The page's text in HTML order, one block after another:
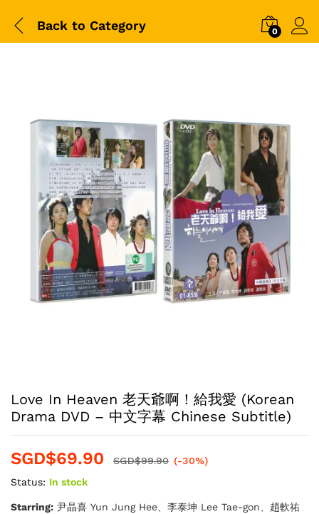
Back to Category 0
Love In Heaven 老天爺啊！給我愛 (Korean
Drama DVD – 中文字幕 Chinese Subtitle)
SGD$69.90 SGD$99.90 (-30%)
Status: In stock
Starring: 尹晶喜 Yun Jung Hee、李泰坤 Lee Tae-gon、趙軟祐